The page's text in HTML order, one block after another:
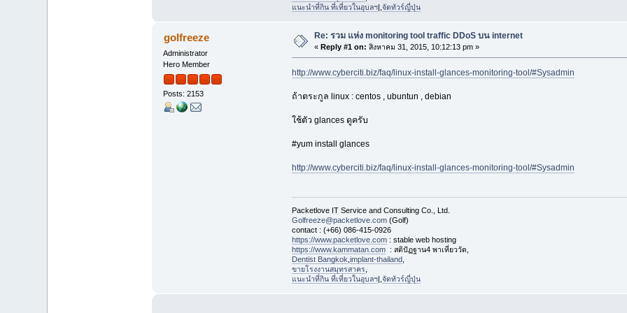
แนะนำที่กิน ที่เที่ยวในอุบลฯ|, จัดทัวร์ญี่ปุ่น
golfreeze
Administrator
Hero Member
Posts: 2153
Re: รวม แห่ง monitoring tool traffic DDoS บน internet
«Reply #1 on: สิงหาคม 31, 2015, 10:12:13 pm »
http://www.cyberciti.biz/faq/linux-install-glances-monitoring-tool/#Sysadmin
ถ้าตระกูล linux : centos , ubuntun , debian
ใช้ตัว glances ดูครับ
#yum install glances
http://www.cyberciti.biz/faq/linux-install-glances-monitoring-tool/#Sysadmin
Packetlove IT Service and Consulting Co., Ltd.
Golfreeze@packetlove.com(Golf)
contact : (+66) 086-415-0926
https://www.packetlove.com: stable web hosting
https://www.kammatan.com: สติปัฏฐาน4 พาเที่ยววัด,
Dentist Bangkok implant-thailand,
ขายโรงงานสมุทรสาคร,
แนะนำที่กิน ที่เที่ยวในอุบลฯ|, จัดทัวร์ญี่ปุ่น